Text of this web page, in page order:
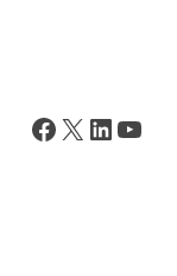
Facebook
X